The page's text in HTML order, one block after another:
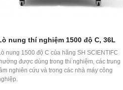
nung thí nghiệm 1500 độ C, 36L
nung 1500 độ C của hãng SH SCIENTIFC
được dùng trong thí nghiệm, các trung
nghiên cứu và trong các nhà máy công